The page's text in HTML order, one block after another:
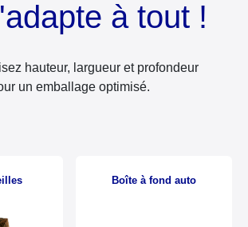
à tout !
hauteur, largueur et profondeur
un emballage optimisé.
Boîte à fond auto